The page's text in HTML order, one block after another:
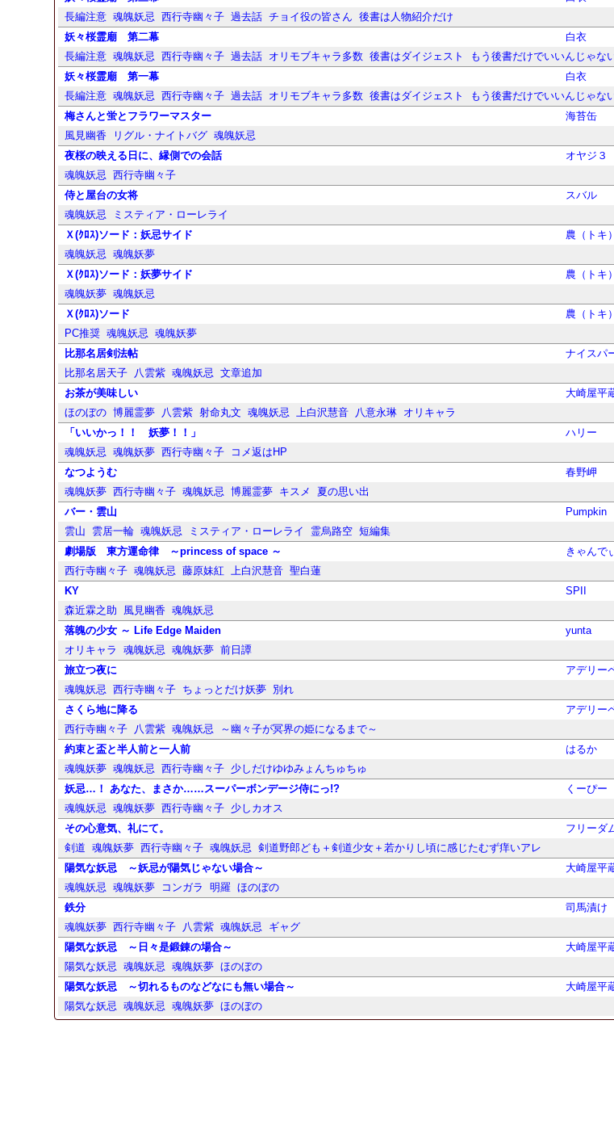
長編注意 魂魄妖忌 西行寺幽々子 過去話 チョイ役の皆さん
後書は人物紹介だけ
妖々桜霊廟 第二幕
白衣
長編注意 魂魄妖忌 西行寺幽々子 過去話 オリモブキャラ多数 後書はダイジェスト
もう後書だけでいいんじゃな
妖々桜霊廟 第一幕
白衣
長編注意 魂魄妖忌 西行寺幽々子 過去話 オリモブキャラ多数 後書はダイジェスト
もう後書だけでいいんじゃな
梅さんと蛍とフラワーマスター
海苔缶
風見幽香
リグル・ナイトバグ 魂魄妖忌
夜桜の映える日に、縁側での会話
オヤジ３
魂魄妖忌
西行寺幽々子
侍と屋台の女将
スバル
魂魄妖忌
ミスティア・ローレライ
Ｘ(ｸﾛｽ)ソード：妖忌サイド
農（トキ）
魂魄妖忌
魂魄妖夢
Ｘ(ｸﾛｽ)ソード：妖夢サイド
農（トキ）
魂魄妖夢 魂魄妖忌
Ｘ(ｸﾛｽ)ソード
農（トキ）
PC推奨 魂魄妖忌
魂魄妖夢
比那名居剣法帖
ナイスパ
比那名居天子 八雲紫 魂魄妖忌
文章追加
お茶が美味しい
大崎屋平
ほのぼの 博麗霊夢 八雲紫 射命丸文 魂魄妖忌 上白沢慧音 八意永琳 オリキャラ
「いいかっ！！ 妖夢！！」
ハリー
魂魄妖忌
魂魄妖夢 西行寺幽々子
コメ返はHP
なつようむ
春野岬
魂魄妖夢 西行寺幽々子 魂魄妖忌 博麗霊夢 キスメ
夏の思い出
バー・雲山
Pumpkin
雲山
雲居一輪 魂魄妖忌 ミスティア・ローレライ 霊烏路空 短編集
劇場版 東方運命律 ～princess of space ～
きゃんで
西行寺幽々子 魂魄妖忌 藤原妹紅 上白沢慧音 聖白蓮
KY
SPII
森近霖之助
風見幽香
魂魄妖忌
落魄の少女 ～ Life Edge Maiden
yunta
オリキャラ
魂魄妖忌 魂魄妖夢 前日譚
旅立つ夜に
アデリー
魂魄妖忌
西行寺幽々子 ちょっとだけ妖夢 別れ
さくら地に降る
アデリー
西行寺幽々子 八雲紫 魂魄妖忌
～幽々子が冥界の姫になるまで～
約束と盃と半人前と一人前
はるか
魂魄妖夢 魂魄妖忌 西行寺幽々子 少しだけゆゆみょんちゅちゅ
妖忌…！ あなた、まさか……スーパーボンデージ侍にっ!?
くーぴー
魂魄妖忌
魂魄妖夢 西行寺幽々子 少しカオス
その心意気、礼にて。
フリーダ
剣道
魂魄妖夢 西行寺幽々子 魂魄妖忌
剣道野郎ども＋剣道少女＋若かりし頃に感じたむず痒いアレ
陽気な妖忌 ～妖忌が陽気じゃない場合～
大崎屋平
魂魄妖忌
魂魄妖夢 コンガラ 明羅 ほのぼの
鉄分
司馬漬け
魂魄妖夢 西行寺幽々子 八雲紫 魂魄妖忌
ギャグ
陽気な妖忌 ～日々是鍛錬の場合～
大崎屋平
陽気な妖忌
魂魄妖忌 魂魄妖夢 ほのぼの
陽気な妖忌 ～切れるものなどなにも無い場合～
大崎屋平
陽気な妖忌
魂魄妖忌 魂魄妖夢 ほのぼの